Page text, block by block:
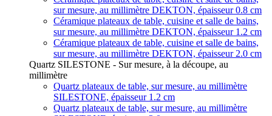
sur mesure, au millimètre DEKTON, épaisseur 0.8 cm
Céramique plateaux de table, cuisine et salle de bains,
sur mesure, au millimètre DEKTON, épaisseur 1.2 cm
Céramique plateaux de table, cuisine et salle de bains,
sur mesure, au millimètre DEKTON, épaisseur 2.0 cm
Quartz SILESTONE - Sur mesure, à la découpe, au
millimètre
Quartz plateaux de table, sur mesure, au millimètre
SILESTONE, épaisseur 1.2 cm
Quartz plateaux de table, sur mesure, au millimètre